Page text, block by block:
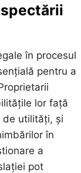
în procesul
pentru a
lor față
de utilități, și
în
a
pot